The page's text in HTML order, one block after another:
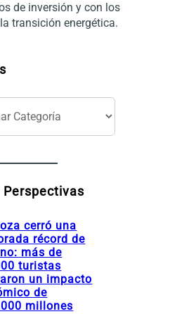
de inversión y con los
transición energética.
cerró una
récord de
más de
turistas
un impacto
de
millones